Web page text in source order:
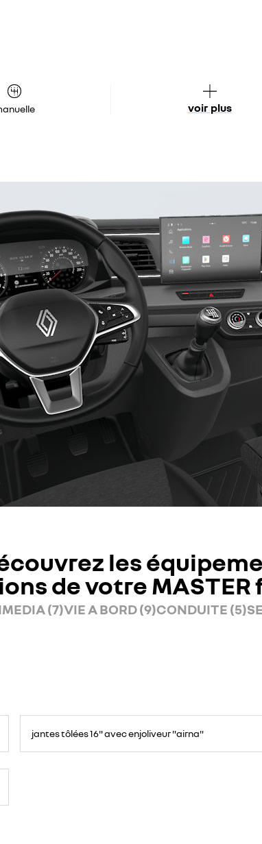
voir plus
les
de votre MASTER
(7)VIE A BORD (9)CONDUITE (5)
jantes tôlées 16" avec enjoliveur "airna"